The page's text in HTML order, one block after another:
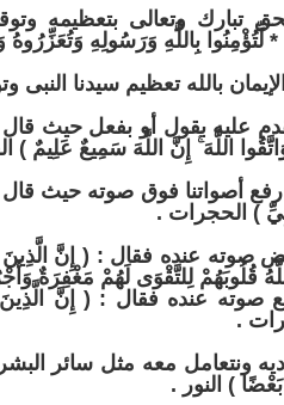
تبارك وتعالى بتعظيمه
لِّتُؤْمِنُوا بِاللَّهِ وَرَسُولِهِ
بالله تعظيم سيدنا النبى
عليه بقول أو بفعل حيث قال
اللَّهَ ۚ إِنَّ اللَّهَ سَمِيعٌ عَلِيمٌ )
أصواتنا فوق صوته حيث قال :
) الحجرات .
عنده فقال : ( إِنَّ الَّذِينَ
قُلُوبَهُمْ لِلتَّقْوَى لَهُمْ مَغْفِرَةٌ
عنده فقال : ( إِنَّ الَّذِينَ
.
ونتعامل معه مثل سائر
) النور .